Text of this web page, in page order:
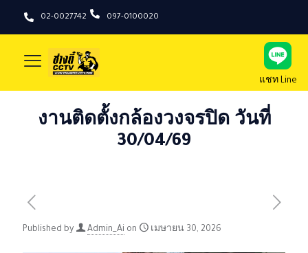
02-0027742 097-0100020
แชท Line
งานติดตั้งกล้องวงจรปิด วันที่
30/04/69
Published by Admin_Ai on เมษายน 30, 2026